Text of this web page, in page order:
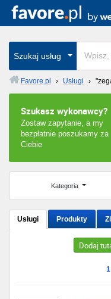
Szukaj usług
Favore.pl › Usługi ›
Szukasz wykonawcy?
Zostaw zapytanie, a my
bezpłatnie poszukamy za
Ciebie
Kategoria
Usługi Produkty
Dodaj
1
Cała Polska
wszystkie w całym kraju
Warszawa
Wrocław
Łódź